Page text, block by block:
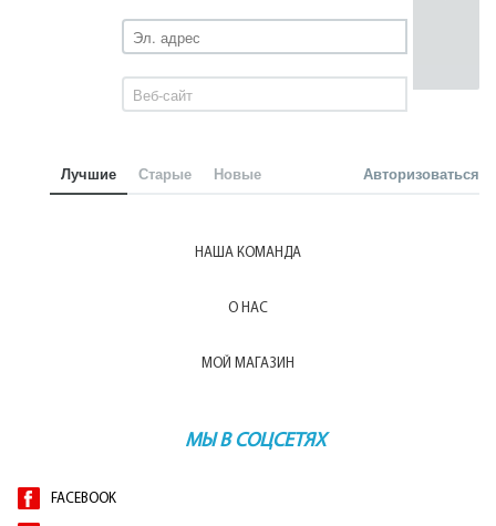
Лучшие Старые Новые Авторизоваться
НАША КОМАНДА
О НАС
МОЙ МАГАЗИН
МЫ В СОЦСЕТЯХ
FACEBOOK